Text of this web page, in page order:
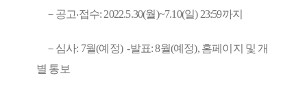
－공고‧접수: 2022.5.30(월)~7.10(일) 23:59까지
－심사: 7월(예정) -발표: 8월(예정), 홈페이지 및 개
별 통보